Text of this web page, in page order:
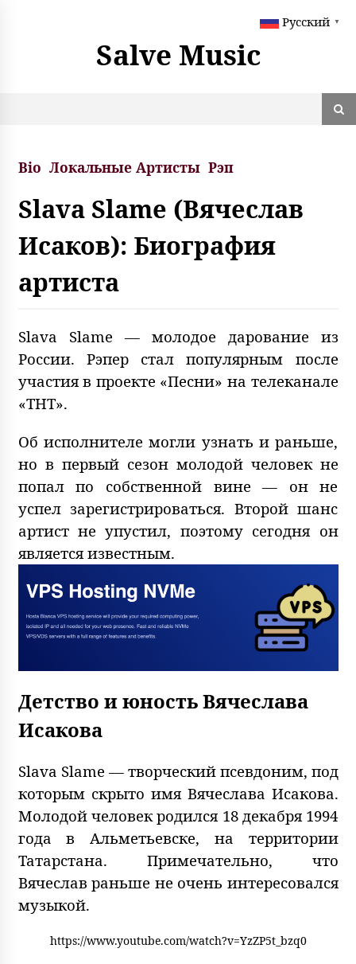
Salve Music
Bio Локальные Артисты Рэп
Slava Slame (Вячеслав
Исаков): Биография
артиста
Slava Slame — молодое дарование из
России. Рэпер стал популярным после
участия в проекте «Песни» на телеканале
«ТНТ».
Об исполнителе могли узнать и раньше,
но в первый сезон молодой человек не
попал по собственной вине — он не
успел зарегистрироваться. Второй шанс
артист не упустил, поэтому сегодня он
является известным.
Детство и юность Вячеслава
Исакова
Slava Slame — творческий псевдоним, под
которым скрыто имя Вячеслава Исакова.
Молодой человек родился 18 декабря 1994
года в Альметьевске, на территории
Татарстана. Примечательно, что
Вячеслав раньше не очень интересовался
музыкой.
https://www.youtube.com/watch?v=YzZP5t_bzq0
Русский ▼